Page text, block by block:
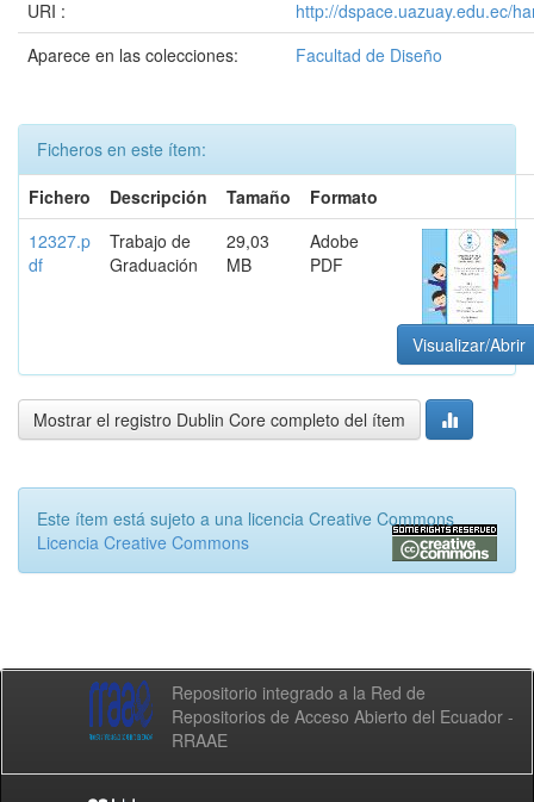
URI :
http://dspace.uazuay.edu.ec/
Aparece en las colecciones:
Facultad de Diseño
Ficheros en este ítem:
Fichero
Descripción Tamaño
Formato
12327.p
df
Trabajo de
Graduación
29,03
MB
Adobe
PDF
Visualizar/Abrir
Mostrar el registro Dublin Core completo del ítem
Este ítem está sujeto a una licencia Creative Commons
Licencia Creative Commons
Repositorio integrado a la Red de
Repositorios de Acceso Abierto del Ecuador -
RRAAE